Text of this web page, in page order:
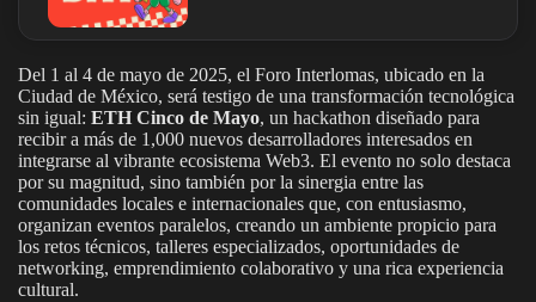
Del 1 al 4 de mayo de 2025, el Foro Interlomas, ubicado en la
Ciudad de México, será testigo de una transformación tecnológica
sin igual: ETH Cinco de Mayo, un hackathon diseñado para
recibir a más de 1,000 nuevos desarrolladores interesados en
integrarse al vibrante ecosistema Web3. El evento no solo destaca
por su magnitud, sino también por la sinergia entre las
comunidades locales e internacionales que, con entusiasmo,
organizan eventos paralelos, creando un ambiente propicio para
los retos técnicos, talleres especializados, oportunidades de
networking, emprendimiento colaborativo y una rica experiencia
cultural.